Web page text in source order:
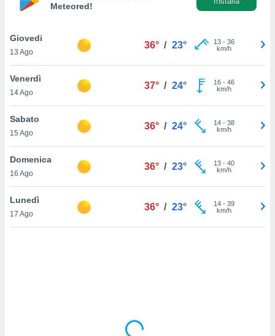
nella
cookie
il tuo
in
a piè
del
Meteored!
Giovedi
13 Ago
36° / 23° 13- 36
km/h
Venerdì
14 Ago
37° / 24° 16- 46
km/h
Sabato
15 Ago
36° / 24° 14- 38
km/h
Domenica
16 Ago
36° / 23° 13- 40
km/h
Lunedì
17 Ago
36° / 23° 14- 39
km/h